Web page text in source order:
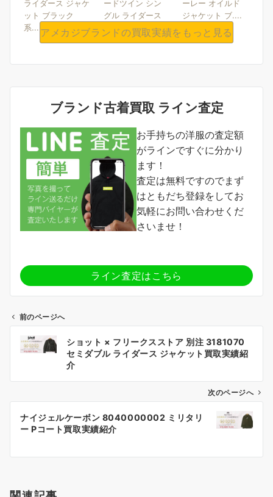
ライダース ジャケ
ット ブラック
系....
ードツイン シン
グル ライダース
ジ....
ーレー オイルド
ジャケット ブ....
アメカジブランドの買取実績をもっと見る
ブランド古着買取 ライン査定
お手持ちの洋服の査定額
がラインですぐに分かり
ます！
査定は無料ですのでまず
はともだち登録をしてお
気軽にお問い合わせくだ
さいませ！
ライン査定はこちら
ビ
ン
前のページへ
ショット × フリークスストア 別注 3181070
セミダブル ライダース ジャケット買取実績紹
介
次のページへ
ナイジェルケーボン 8040000002 ミリタリ
ー Pコート買取実績紹介